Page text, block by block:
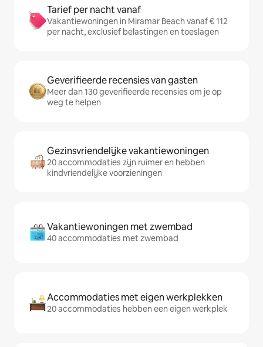
Tarief per nacht vanaf
Vakantiewoningen in Miramar Beach vanaf € 112
per nacht, exclusief belastingen en toeslagen
Geverifieerde recensies van gasten
Meer dan 130 geverifieerde recensies om je op
weg te helpen
Gezinsvriendelijke vakantiewoningen
20 accommodaties zijn ruimer en hebben
kindvriendelijke voorzieningen
Vakantiewoningen met zwembad
40 accommodaties met zwembad
Accommodaties met eigen werkplekken
20 accommodaties hebben een eigen werkplek